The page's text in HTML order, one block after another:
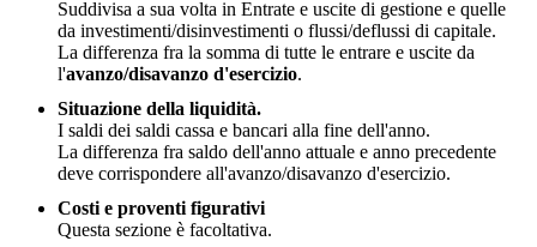
Suddivisa a sua volta in Entrate e uscite di gestione e quelle
da investimenti/disinvestimenti o flussi/deflussi di capitale.
La differenza fra la somma di tutte le entrare e uscite da
l'avanzo/disavanzo d'esercizio.
Situazione della liquidità.
I saldi dei saldi cassa e bancari alla fine dell'anno.
La differenza fra saldo dell'anno attuale e anno precedente
deve corrispondere all'avanzo/disavanzo d'esercizio.
Costi e proventi figurativi
Questa sezione è facoltativa.